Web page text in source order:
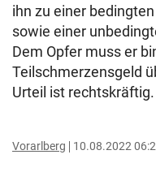
ihn zu einer
sowie einer
Dem Opfer muss er
Teilschmerzensgeld
Urteil ist rechtskräftig.
Vorarlberg 10.08.2022